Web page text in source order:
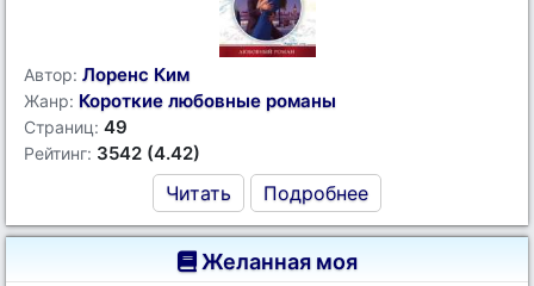
Автор: Лоренс Ким
Жанр: Короткие любовные романы
Страниц: 49
Рейтинг: 3542 (4.42)
Читать Подробнее
Желанная моя